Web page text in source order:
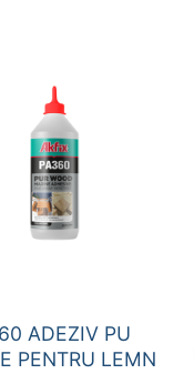
ADEZIV PU
PENTRU LEMN